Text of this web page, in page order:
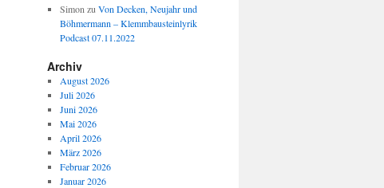
Simon zu Von Decken, Neujahr und
Böhmermann – Klemmbausteinlyrik
Podcast 07.11.2022
Archiv
August 2026
Juli 2026
Juni 2026
Mai 2026
April 2026
März 2026
Februar 2026
Januar 2026